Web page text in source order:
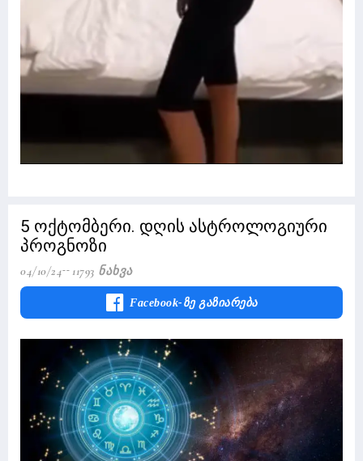
5 ოქტომბერი. დღის ასტროლოგიური
პროგნოზი
04/10/24 11793 Ნახვა
Facebook-Ზე Გაზიარება